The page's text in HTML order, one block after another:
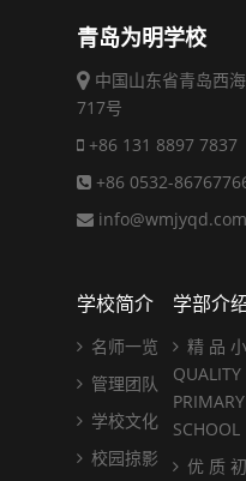
青岛为明学校
中国山东省青岛西
717号
+86 131 8897 7837
+86 0532-
info@wmjyqd.com
学校简介
名师一览
管理团队
学校文化
校园掠影
学部介
精 品
QUALITY
PRIMARY
SCHOOL
优 质